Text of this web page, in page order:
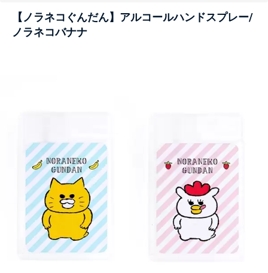
【ノラネコぐんだん】アルコールハンドスプレー/
ノラネコバナナ